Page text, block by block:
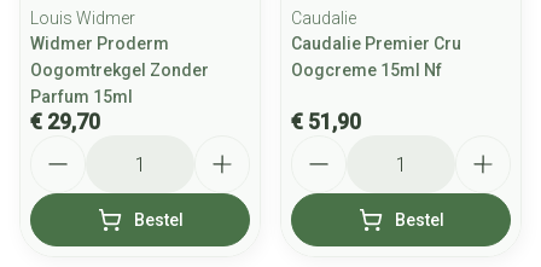
Louis Widmer
Widmer Proderm
Oogomtrekgel Zonder
Parfum 15ml
€ 29,70
Bestel
Caudalie
Caudalie Premier Cru
Oogcreme 15ml Nf
€ 51,90
Bestel